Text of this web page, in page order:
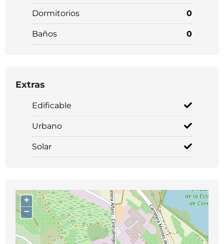
Dormitorios 0
Baños 0
Extras
Edificable
Urbano
Solar
+
−